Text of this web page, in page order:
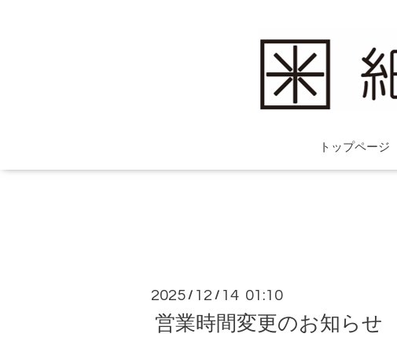
トップページ
2025 / 12 / 14 01:10
営業時間変更のお知らせ